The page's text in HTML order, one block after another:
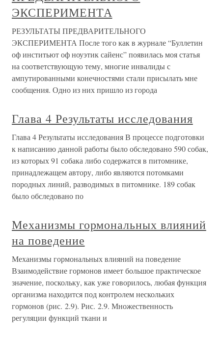
ЭКСПЕРИМЕНТА
РЕЗУЛЬТАТЫ ПРЕДВАРИТЕЛЬНОГО
ЭКСПЕРИМЕНТА После того как в журнале “Буллетин
оф инститьют оф ноуэтик сайенс” появилась моя статья
на соответствующую тему, многие инвалиды с
ампутированными конечностями стали присылать мне
сообщения. Одно из них пришло из города
Глава 4 Результаты исследования
Глава 4 Результаты исследования В процессе подготовки
к написанию данной работы было обследовано 590 собак,
из которых 91 собака либо содержатся в питомнике,
принадлежащем автору, либо являются потомками
породных линий, разводимых в питомнике. 189 собак
было обследовано по
Механизмы гормональных влияний
на поведение
Механизмы гормональных влияний на поведение
Взаимодействие гормонов имеет большое практическое
значение, поскольку, как уже говорилось, любая функция
организма находится под контролем нескольких
гормонов (рис. 2.9). Рис. 2.9. Множественность
регуляции функций ткани и